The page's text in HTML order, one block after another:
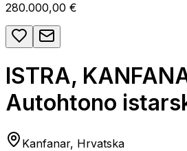
280.000,00 €
ISTRA,
Autohtono
Kanfanar, Hrvatska